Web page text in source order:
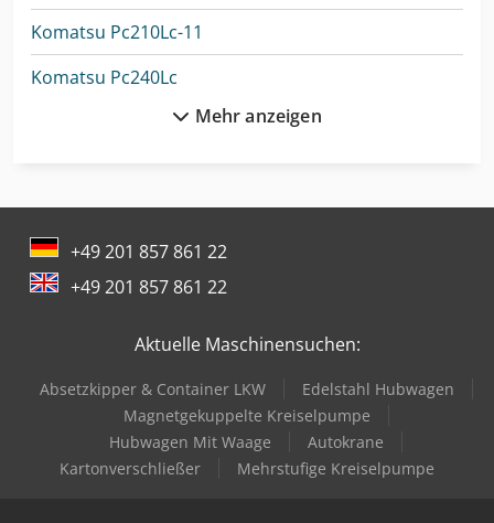
Komatsu Pc210Lc-11
Komatsu Pc240Lc
Komatsu Pc240Lc-8
Komatsu Pc24Mr-5
Komatsu Pc26Mr-3
Komatsu Pc26Mr-5
Komatsu Pc290Lc-11
Komatsu Pc35Mr-3
Komatsu Pc35Mr-5
Komatsu Pc360Lc-11
Mehr anzeigen
+49 201 857 861 22
+49 201 857 861 22
Aktuelle Maschinensuchen:
Absetzkipper & Container LKW
Edelstahl Hubwagen
Magnetgekuppelte Kreiselpumpe
Hubwagen Mit Waage
Autokrane
Kartonverschließer
Mehrstufige Kreiselpumpe